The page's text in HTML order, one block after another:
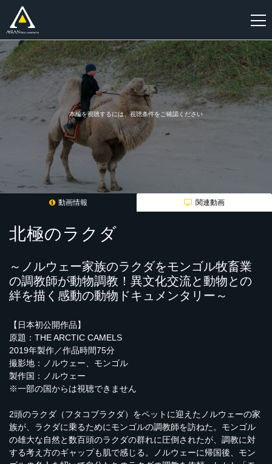
新
規
登
録
本編を視聴するには、視聴条件をご確認ください
動画情報 関連動画
北極のラクダ
～ノルウェー家族のラクダをモンゴル牧畜業
の調教師が動物調教！異文化交流と動物との
絆を描く感動の動物ドキュメンタリー～
【日本初公開作品】
原題：THE ARCTIC CAMELS
2019年製作／作品時間75分
撮影地：ノルウェー、モンゴル
製作国：ノルウェー
※一部の国からは視聴できません
2頭のラクダ（フタコブラクダ）をペットに迎えたノルウェーの家
族が、ラクダに乗るためにモンゴルの調教師を訪ねた。モンゴル
の雄大な自然と数百頭のラクダの群れに圧倒されたが、調教に対
する考え方のギャップも肌で感じる。ノルウェーに帰国後、モン